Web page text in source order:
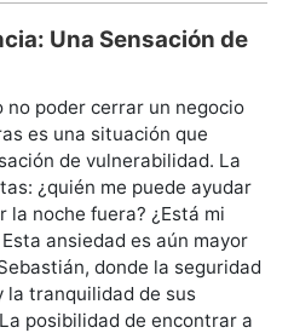
Una Sensación de
no poder cerrar un negocio
es una situación que
de vulnerabilidad. La
¿quién me puede ayudar
la noche fuera? ¿Está mi
ansiedad es aún mayor
donde la seguridad
la tranquilidad de sus
posibilidad de encontrar a